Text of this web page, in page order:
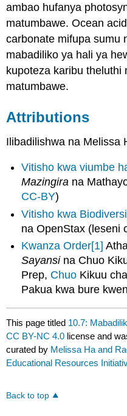
ambao hufanya
matumbawe. Ocean
carbonate mifupa sumu
mabadiliko ya hali ya
kupoteza karibu theluthi
matumbawe.
Attributions
Ilibadilishwa na Melissa
Vitisho kwa viumbe
Mazingira na
CC-BY)
Vitisho kwa
na OpenStax (leseni
Kwanza Order[1]
Sayansina Chuo
Prep, Chuo Kikuu
Pakua kwa bure
This page titled 10.7:
CC BY-NC 4.0 license and
curated by Melissa Ha and
Educational Resources
Back to top